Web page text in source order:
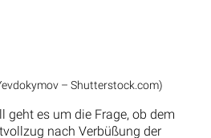
– Shutterstock.com)
geht es um die Frage, ob dem
nach Verbüßung der